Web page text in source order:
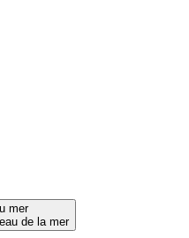
mer
de la mer